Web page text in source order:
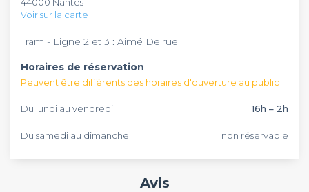
de plus d’une cinquantaine de convives.
Voir sur la carte
Tram - Ligne 2 et 3 : Aimé Delrue
Horaires de réservation
Peuvent être différents des horaires d'ouverture au public
Du lundi au vendredi 16h – 2h
Du samedi au dimanche non réservable
Avis